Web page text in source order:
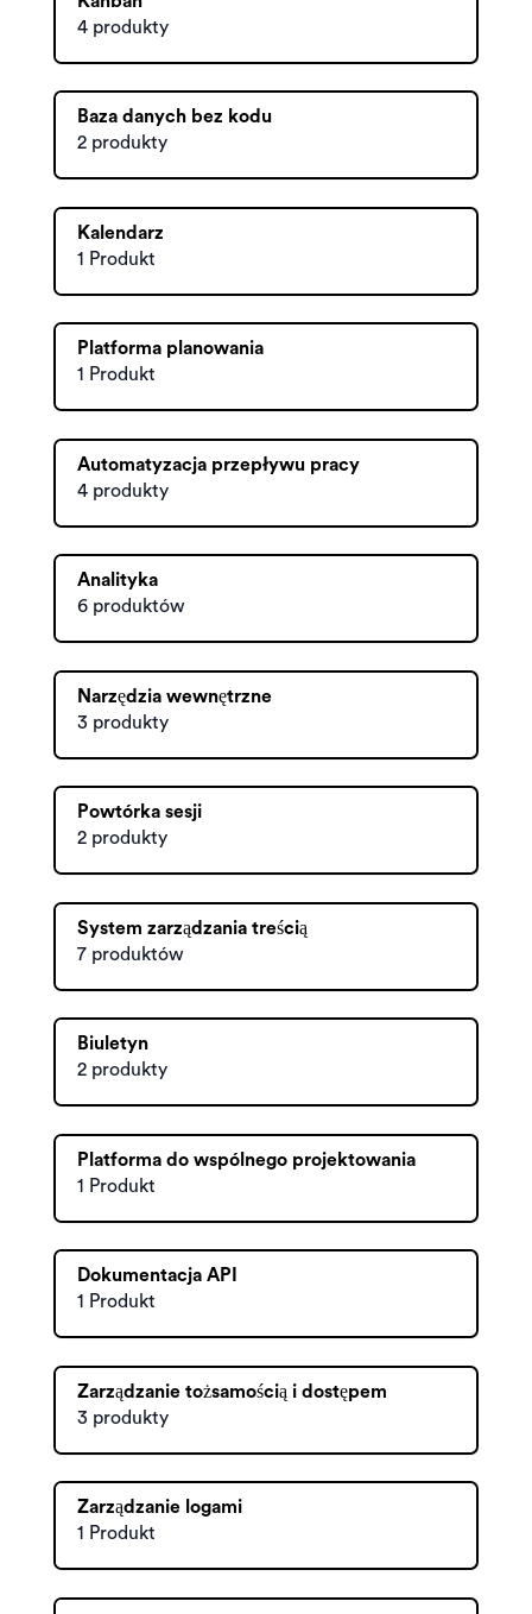
4 produkty
Baza danych bez kodu
2 produkty
Kalendarz
1 Produkt
Platforma planowania
1 Produkt
Automatyzacja przepływu pracy
4 produkty
Analityka
6 produktów
Narzędzia wewnętrzne
3 produkty
Powtórka sesji
2 produkty
System zarządzania treścią
7 produktów
Biuletyn
2 produkty
Platforma do wspólnego projektowania
1 Produkt
Dokumentacja API
1 Produkt
Zarządzanie tożsamością i dostępem
3 produkty
Zarządzanie logami
1 Produkt